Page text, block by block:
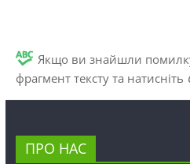
Якщо ви знайшли
фрагмент тексту та натисніть
ПРО НАС